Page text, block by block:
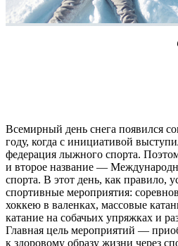
Всемирный день снега появился
году, когда с инициативой
федерация лыжного спорта.
и второе название —
спорта. В этот день, как правило,
спортивные мероприятия:
хоккею в валенках, массовые
катание на собачьих упряжках и
Главная цель мероприятий —
к здоровому образу жизни через